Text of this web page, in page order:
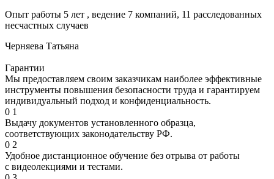
Опыт работы 5 лет , ведение 7 компаний, 11 расследованных
несчастных случаев
Черняева Татьяна
Гарантии
Мы предоставляем своим заказчикам наиболее эффективные
инструменты повышения безопасности труда и гарантируем
индивидуальный подход и конфиденциальность.
0 1
Выдачу документов установленного образца,
соответствующих законодательству РФ.
0 2
Удобное дистанционное обучение без отрыва от работы
с видеолекциями и тестами.